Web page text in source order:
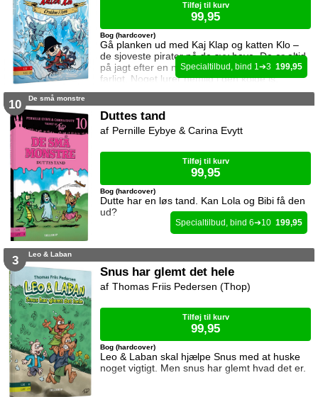
Gå planken ud med Kaj Klap og katten Klo –
de sjoveste pirater på de syv have. De er altid
på jagt efter en ny skat, men det kan være
farligt. Noget lurer nemlig i den kolde is.
Bog (hardcover)
Tilføj til kurv
99,95
1 3 199,95
10 De små monstre
Duttes tand
Dutte har en løs tand. Kan Lola og Bibi få den
ud?
Bog (hardcover)
Pernille Eybye & Carina Evytt
Tilføj til kurv
99,95
6 10 199,95
3 Leo & Laban
Snus har glemt det hele
Leo & Laban skal hjælpe Snus med at huske
noget vigtigt. Men snus har glemt hvad det er.
Bog (hardcover)
Thomas Friis Pedersen (Thop)
Tilføj til kurv
99,95